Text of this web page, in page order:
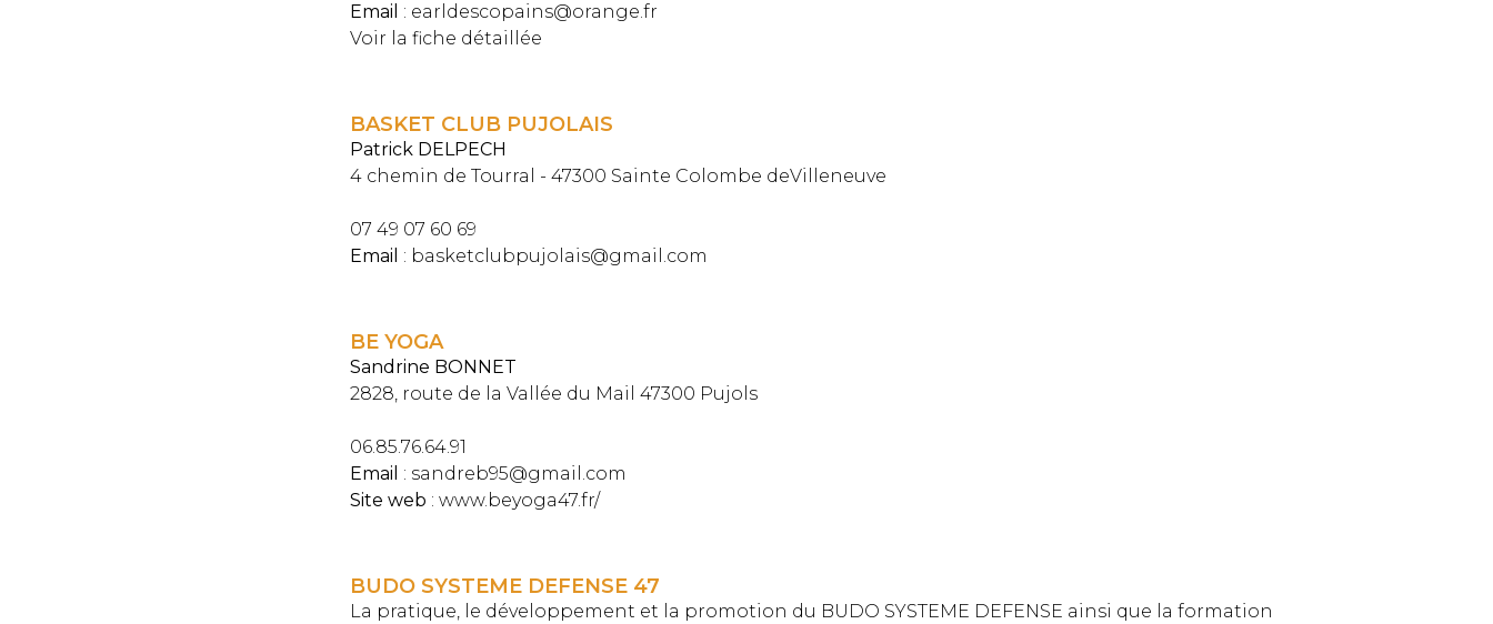
Email : earldescopains@orange.fr
Voir la fiche détaillée
BASKET CLUB PUJOLAIS
Patrick DELPECH
4 chemin de Tourral - 47300 Sainte Colombe deVilleneuve
07 49 07 60 69
Email : basketclubpujolais@gmail.com
BE YOGA
Sandrine BONNET
2828, route de la Vallée du Mail 47300 Pujols
06.85.76.64.91
Email : sandreb95@gmail.com
Site web : www.beyoga47.fr/
BUDO SYSTEME DEFENSE 47
La pratique, le développement et la promotion du BUDO SYSTEME DEFENSE ainsi que la formation